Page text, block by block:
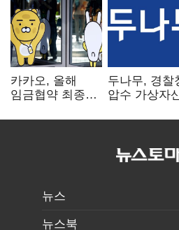
카카오, 올해
임금협약 최종
인상·격려금
두나무, 경찰
압수 가상자
커스터디 사
뉴스
뉴스북